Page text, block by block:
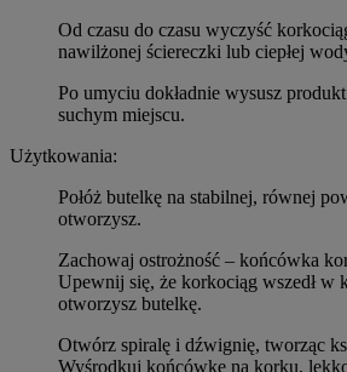
Od czasu do czasu wyczyść
nawilżonej ściereczki lub ciepłej
Po umyciu dokładnie wysusz
suchym miejscu.
Użytkowania:
Połóż butelkę na stabilnej, równej
otworzysz.
Zachowaj ostrożność – końcówka
Upewnij się, że korkociąg wszedł w
otworzysz butelkę.
Otwórz spiralę i dźwignię, tworząc
Wyśrodkuj końcówkę na korku,